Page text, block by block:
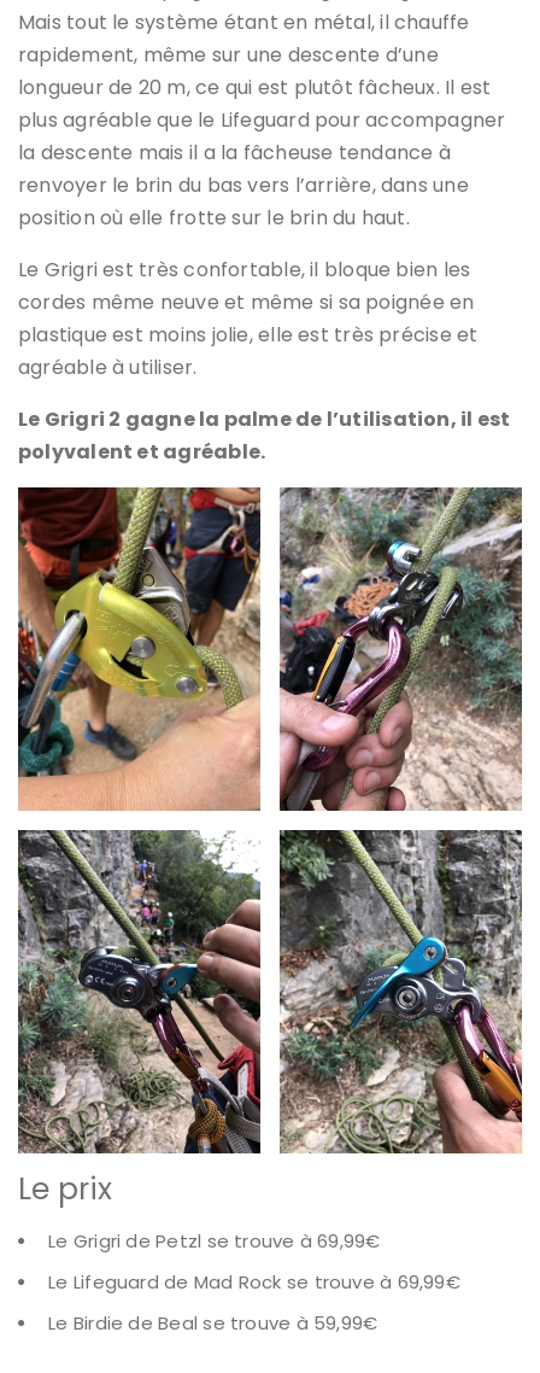
Mais tout le système étant en métal, il chauffe
rapidement, même sur une descente d’une
longueur de 20 m, ce qui est plutôt fâcheux. Il est
plus agréable que le Lifeguard pour accompagner
la descente mais il a la fâcheuse tendance à
renvoyer le brin du bas vers l’arrière, dans une
position où elle frotte sur le brin du haut.
Le Grigri est très confortable, il bloque bien les
cordes même neuve et même si sa poignée en
plastique est moins jolie, elle est très précise et
agréable à utiliser.
Le Grigri 2 gagne la palme de l’utilisation, il est
polyvalent et agréable.
Le prix
Le Grigri de Petzl se trouve à 69,99€
Le Lifeguard de Mad Rock se trouve à 69,99€
Le Birdie de Beal se trouve à 59,99€